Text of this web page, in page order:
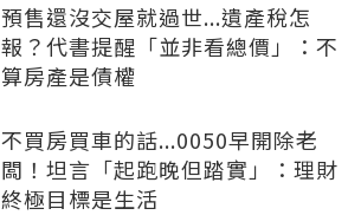
預售還沒交屋就過世...遺產稅怎
報？代書提醒「並非看總價」：不
算房產是債權
不買房買車的話...0050早開除老
闆！坦言「起跑晚但踏實」：理財
終極目標是生活